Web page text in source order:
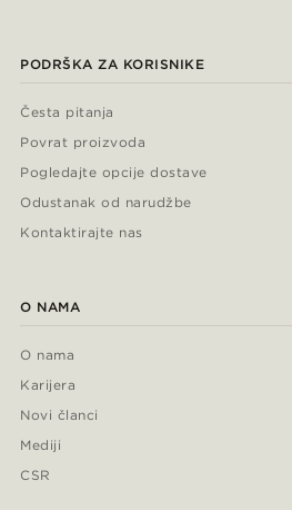
PODRŠKA ZA KORISNIKE
Česta pitanja
Povrat proizvoda
Pogledajte opcije dostave
Odustanak od narudžbe
Kontaktirajte nas
O NAMA
O nama
Karijera
Novi članci
Mediji
CSR